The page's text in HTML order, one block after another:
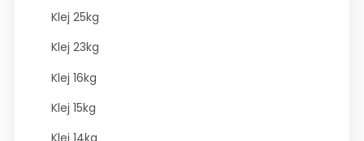
Klej 25kg
Klej 23kg
Klej 16kg
Klej 15kg